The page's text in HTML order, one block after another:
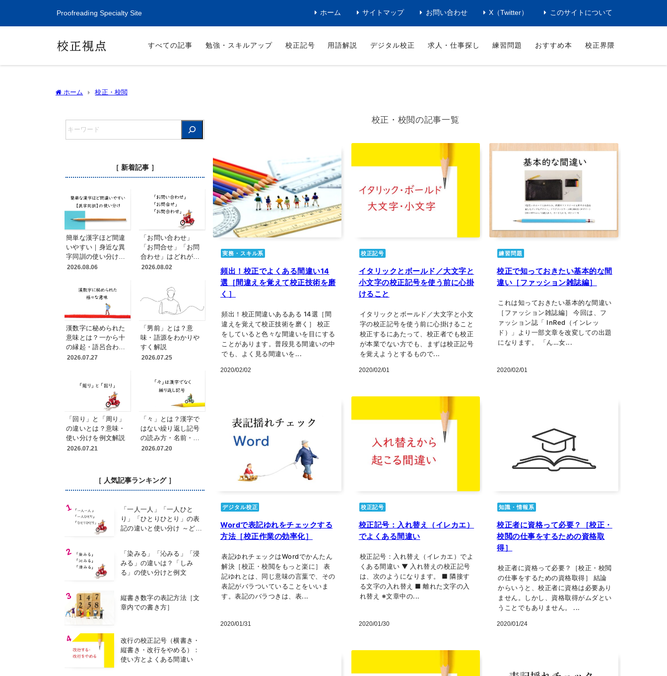
Proofreading Specialty Site ホーム サイトマップ お問い合わせ X（Twitter） このサイトについて
すべての記事 勉強・スキルアップ 校正記号 用語解説 デジタル校正 求人・仕事探し 練習問題 おすすめ本 校正界隈
ホーム 校正・校閲
校正・校閲の記事一覧
実務・スキル系
頻出！校正でよくある間違い14
選［間違えを覚えて校正技術を磨
く］
頻出！校正間違いあるある 14選［間
違えを覚えて校正技術を磨く］ 校正
をしていると色々な間違いを目にする
ことがあります。普段見る間違いの中
でも、よく見る間違いを...
2020/02/02
校正記号
イタリックとボールド／大文字と
小文字の校正記号を使う前に心掛
けること
イタリックとボールド／大文字と小文
字の校正記号を使う前に心掛けること
校正するにあたって、校正者でも校正
が本業でない方でも、まずは校正記号
を覚えようとするもので...
2020/02/01
練習問題
校正で知っておきたい基本的な間
違い［ファッション雑誌編］
これは知っておきたい基本的な間違い
［ファッション雑誌編］ 今回は、フ
ァッション誌「 InRed（インレッ
ド）」より一部文章を改変しての出題
になります。 「ん…女...
2020/02/01
デジタル校正
Wordで表記ゆれをチェックする
方法［校正作業の効率化］
表記ゆれチェックはWordでかんたん
解決［校正・校閲をもっと楽に］ 表
記ゆれとは、同じ意味の言葉で、その
表記がバラついていることをいいま
す。表記のバラつきは、表...
2020/01/31
校正記号
校正記号：入れ替え（イレカエ）
でよくある間違い
校正記号：入れ替え（イレカエ）でよ
くある間違い ▼ 入れ替えの校正記号
は、次のようになります。 ■ 隣接す
る文字の入れ替え ■ 離れた文字の入
れ替え ※文章中の...
2020/01/30
知識・情報系
校正者に資格って必要？［校正・
校閲の仕事をするための資格取
得］
校正者に資格って必要？［校正・校閲
の仕事をするための資格取得］ 結論
からいうと、校正者に資格は必要あり
ません。しかし、資格取得がムダとい
うことでもありません。 ...
2020/01/24
［ 新着記事 ］
簡単な漢字ほど間違
いやすい｜身近な異
字同訓の使い分けと
例文
2026.08.06
「お問い合わせ」
「お問合せ」「お問
合わせ」はどれが正
しい？送り仮名と表
2026.08.02
漢数字に秘められた
意味とは？一から十
の縁起・語呂合わ
せ・読み方を変える
2026.07.27
「男前」とは？意
味・語源をわかりや
すく解説
2026.07.25
「回り」と「周り」
の違いとは？意味・
使い分けを例文解説
2026.07.21
「々」とは？漢字で
はない繰り返し記号
の読み方・名前・使
い方を解説
2026.07.20
［ 人気記事ランキング ］
「一人一人」「一人ひと
り」「ひとりひとり」の表
記の違いと使い分け ～どの
「染みる」「沁みる」「浸
みる」の違いは？「しみ
る」の使い分けと例文
縦書き数字の表記方法［文
章内での書き方］
改行の校正記号（横書き・
縦書き・改行をやめる）：
使い方とよくある間違い